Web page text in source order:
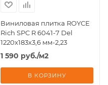
Виниловая плитка ROYCE
Rich SPC R 6041-7 Del
1220x183х3,6 мм-2,23
1 590 руб./м2
В КОРЗИНУ